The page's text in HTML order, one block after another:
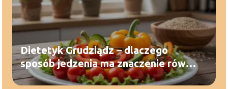
Dietetyk Grudziądz – dlaczego
sposób jedzenia ma znaczenie równie
duże jak to, co znajduje się na